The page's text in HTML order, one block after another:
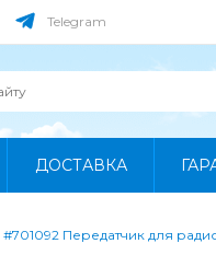
Telegram
ДОСТАВКА
#701092 Передатчик для